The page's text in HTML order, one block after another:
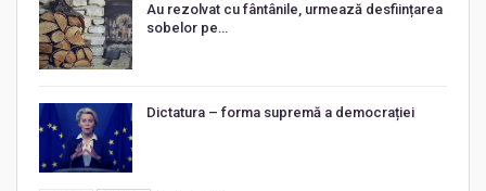
Au rezolvat cu fântânile, urmează desființarea
sobelor pe…
Dictatura – forma supremă a democrației